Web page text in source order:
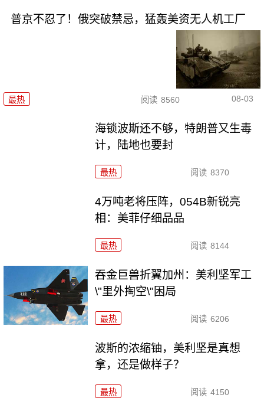
普京不忍了！俄突破禁忌，猛轰美资无人机工厂
最热 阅读 8560 08-03
海锁波斯还不够，特朗普又生毒
计，陆地也要封
最热 阅读 8370
4万吨老将压阵，054B新锐亮
相：美菲仔细品品
最热 阅读 8144
吞金巨兽折翼加州：美利坚军工
\"里外掏空\"困局
最热 阅读 6206
波斯的浓缩铀，美利坚是真想
拿，还是做样子？
最热 阅读 4150